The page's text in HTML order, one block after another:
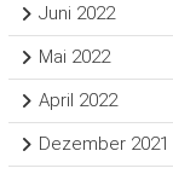
Juni 2022
Mai 2022
April 2022
Dezember 2021